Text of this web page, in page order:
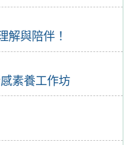
解與陪伴！
素養工作坊